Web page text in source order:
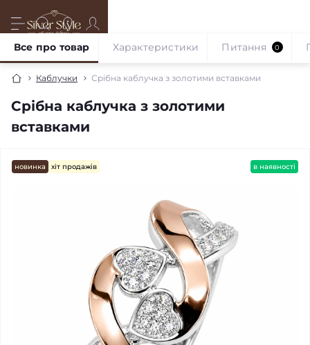
Каблучки Срібна каблучка з золотими вставками
Срібна каблучка з золотими
вставками
Все про товар Характеристики Питання 0
новинка хіт продажів в наявності